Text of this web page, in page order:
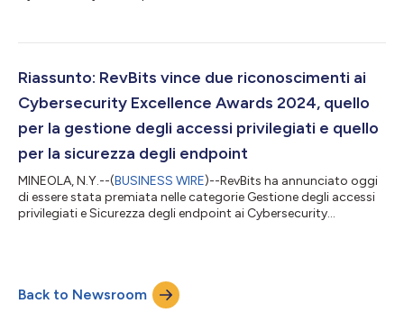
nella categoria Gestione dell’identità e dell’accesso grazie alla
riconoscimenti Fortress Cybersecurity Awards, gestiti tramite
Riassunto: RevBits vince due riconoscimenti ai
Cybersecurity Excellence Awards 2024, quello
per la gestione degli accessi privilegiati e quello
per la sicurezza degli endpoint
MINEOLA, N.Y.--(BUSINESS WIRE)--RevBits ha annunciato oggi
di essere stata premiata nelle categorie Gestione degli accessi
privilegiati e Sicurezza degli endpoint ai Cybersecurity
leadership. RevBits è lieta di ricevere tre premi nelle seguenti
categorie: Sicurezza degli endpoint / America del nord RevBits
Back to Newsroom